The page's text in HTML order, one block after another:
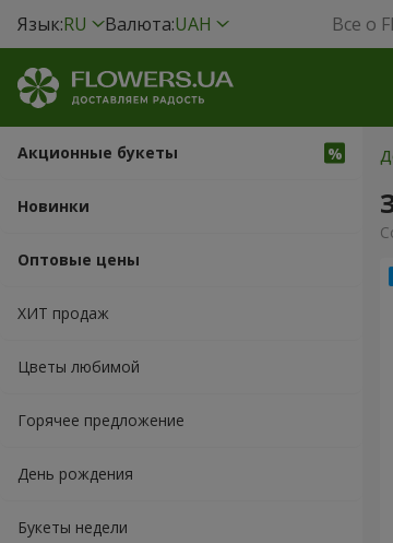
Язык:RU Валюта:UAH Все о
Акционные букеты
Новинки
Оптовые цены
ХИТ продаж
Цветы любимой
Горячее предложение
День рождения
Букеты недели